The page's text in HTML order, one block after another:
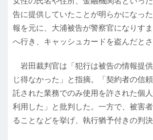
告に提供していたことが明らかになっ
報を元に、大浦被告が警察官になりす
へ行き、キャッシュカードを盗んだとさ
岩田裁判官は「犯行は被告の情報提
じ得なかった」と指摘。「契約者の信
託された業務でのみ使用を許された個
利用した」と批判した。一方で、被害
ることなどを挙げ、執行猶予付きの判決